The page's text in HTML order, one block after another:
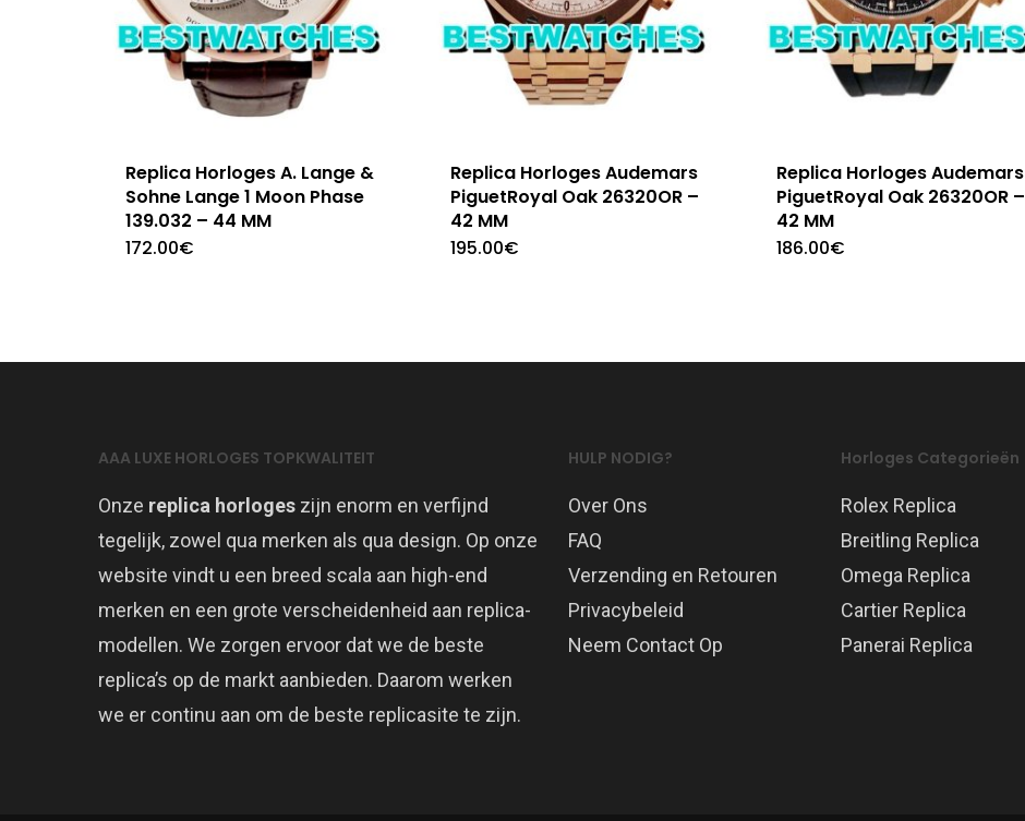
Replica Horloges A. Lange &
Sohne Lange 1 Moon Phase
139.032 – 44 MM
172.00€
Replica Horloges Audemars
PiguetRoyal Oak 26320OR –
42 MM
195.00€
Replica Horloges Audemars
PiguetRoyal Oak 26320OR –
42 MM
186.00€
AAA LUXE HORLOGES TOPKWALITEIT
Onze replica horloges zijn enorm en verfijnd
tegelijk, zowel qua merken als qua design. Op onze
website vindt u een breed scala aan high-end
merken en een grote verscheidenheid aan replica-
modellen. We zorgen ervoor dat we de beste
replica’s op de markt aanbieden. Daarom werken
we er continu aan om de beste replicasite te zijn.
HULP NODIG?
Over Ons
FAQ
Verzending en Retouren
Privacybeleid
Neem Contact Op
Horloges Categorieën
Rolex Replica
Breitling Replica
Omega Replica
Cartier Replica
Panerai Replica